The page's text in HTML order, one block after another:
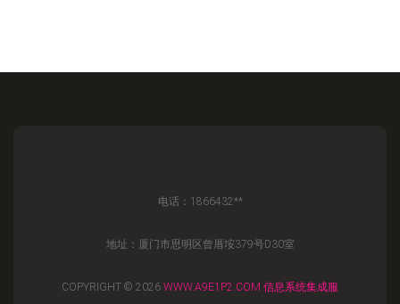
电话：1866432**
地址：厦门市思明区曾厝垵379号D30室
COPYRIGHT © 2026 WWW.A9E1P2.COM 信息系统集成服